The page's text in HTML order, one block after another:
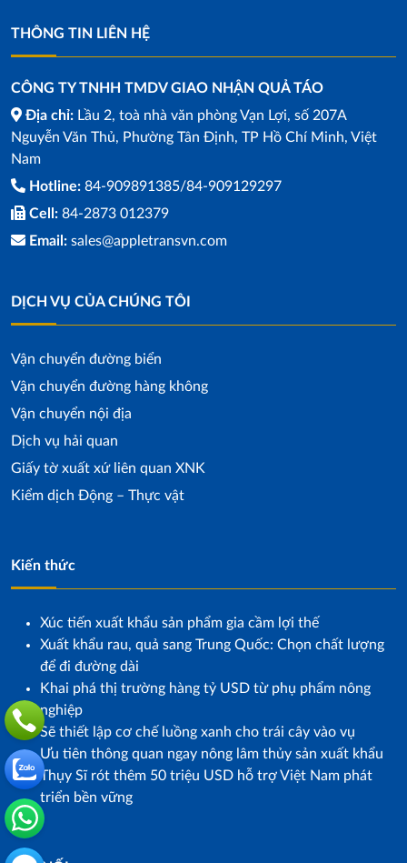
THÔNG TIN LIÊN HỆ
CÔNG TY TNHH TMDV GIAO NHẬN QUẢ TÁO
Địa chỉ: Lầu 2, toà nhà văn phòng Vạn Lợi, số 207A
Nguyễn Văn Thủ, Phường Tân Định, TP Hồ Chí Minh, Việt
Nam
Hotline: 84-909891385/84-909129297
Cell: 84-2873 012379
Email: sales@appletransvn.com
DỊCH VỤ CỦA CHÚNG TÔI
Vận chuyển đường biển
Vận chuyển đường hàng không
Vận chuyển nội địa
Dịch vụ hải quan
Giấy tờ xuất xứ liên quan XNK
Kiểm dịch Động – Thực vật
Kiến thức
Xúc tiến xuất khẩu sản phẩm gia cầm lợi thế
Xuất khẩu rau, quả sang Trung Quốc: Chọn chất lượng
để đi đường dài
Khai phá thị trường hàng tỷ USD từ phụ phẩm nông
nghiệp
Sẽ thiết lập cơ chế luồng xanh cho trái cây vào vụ
Ưu tiên thông quan ngay nông lâm thủy sản xuất khẩu
Thụy Sĩ rót thêm 50 triệu USD hỗ trợ Việt Nam phát
triển bền vững